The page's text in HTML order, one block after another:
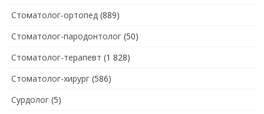
Стоматолог-ортопед (889)
Стоматолог-пародонтолог (50)
Стоматолог-терапевт (1 828)
Стоматолог-хирург (586)
Сурдолог (5)